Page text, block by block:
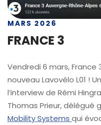
MARS 2026
FRANCE 3
Vendredi 6 mars,
nouveau Lavovélo L01 !
l’interview de Rémi
Thomas Prieur, délégué
Mobility Systems qui